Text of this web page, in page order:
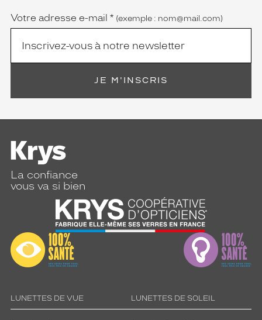
Votre adresse e-mail * (exemple : nom@mail.com)
JE M'INSCRIS
La confiance
vous va si bien
LUNETTES DE VUE LUNETTES DE SOLEIL